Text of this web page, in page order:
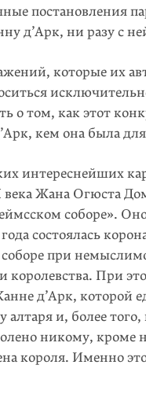
постановления
д’Арк, ни разу с
которые их
о том, как этот
кем она была для
интереснейших
Жана Огюста
соборе».
состоялась
при
королевства. При
д’Арк, которой
алтаря и, более
никому, кроме
короля. Именно